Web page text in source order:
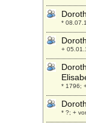
*
+
* 1796;
* ?; +